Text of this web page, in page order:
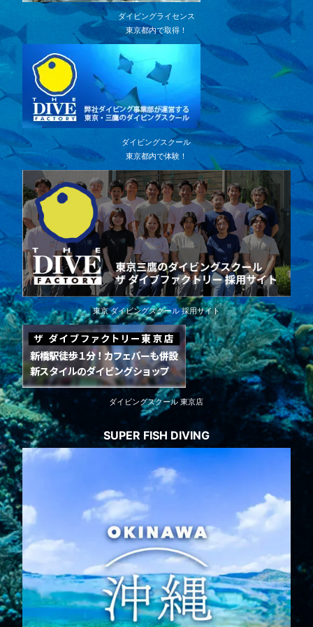
ダイビングライセンス
東京都内で取得！
ダイビングスクール
東京都内で体験！
東京 ダイビングスクール 採用サイト
ダイビングスクール 東京店
SUPER FISH DIVING